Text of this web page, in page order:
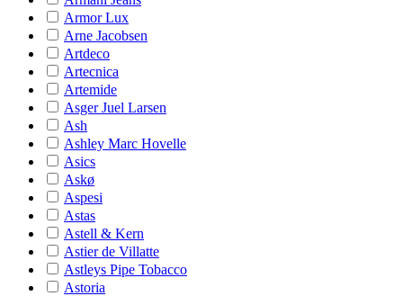
Armor Lux
Arne Jacobsen
Artdeco
Artecnica
Artemide
Asger Juel Larsen
Ash
Ashley Marc Hovelle
Asics
Askø
Aspesi
Astas
Astell & Kern
Astier de Villatte
Astleys Pipe Tobacco
Astoria